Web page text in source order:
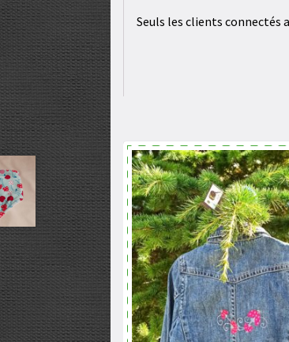
Seuls les clients connectés